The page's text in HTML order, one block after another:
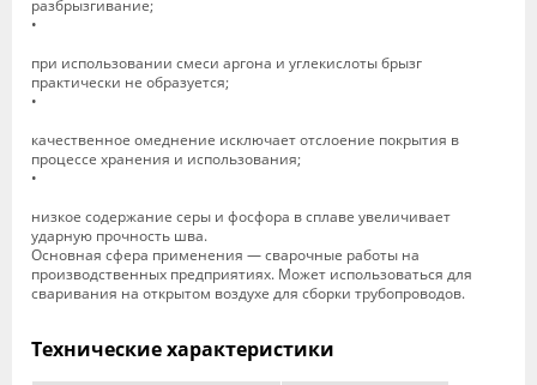
разбрызгивание;
•
при использовании смеси аргона и углекислоты брызг
практически не образуется;
•
качественное омеднение исключает отслоение покрытия в
процессе хранения и использования;
•
низкое содержание серы и фосфора в сплаве увеличивает
ударную прочность шва.
Основная сфера применения — сварочные работы на
производственных предприятиях. Может использоваться для
сваривания на открытом воздухе для сборки трубопроводов.
Технические характеристики